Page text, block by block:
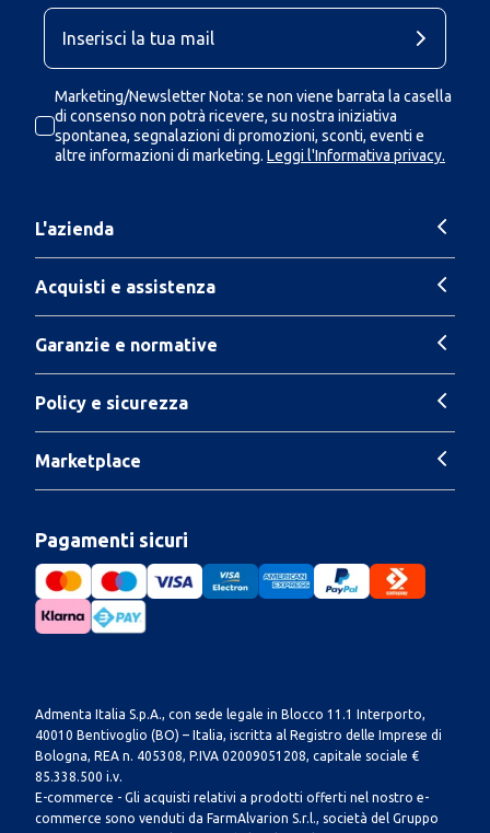
Marketing/Newsletter Nota: se non viene barrata la casella
di consenso non potrà ricevere, su nostra iniziativa
spontanea, segnalazioni di promozioni, sconti, eventi e
altre informazioni di marketing. Leggi l'Informativa privacy.
L'azienda
Acquisti e assistenza
Garanzie e normative
Policy e sicurezza
Marketplace
Pagamenti sicuri
Admenta Italia S.p.A., con sede legale in Blocco 11.1 Interporto,
40010 Bentivoglio (BO) – Italia, iscritta al Registro delle Imprese di
Bologna, REA n. 405308, P.IVA 02009051208, capitale sociale €
85.338.500 i.v.
E-commerce - Gli acquisti relativi a prodotti offerti nel nostro e-
commerce sono venduti da FarmAlvarion S.r.l., società del Gruppo